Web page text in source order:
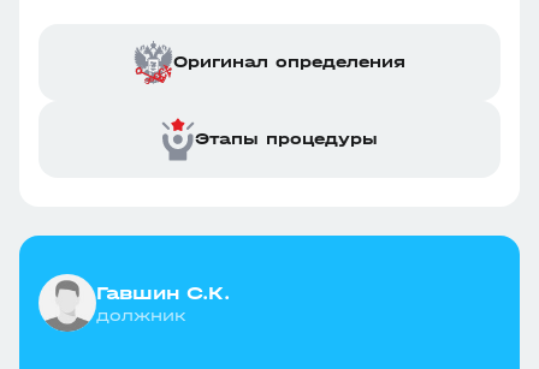
Оригинал определения
Этапы процедуры
Гавшин С.К.
должник